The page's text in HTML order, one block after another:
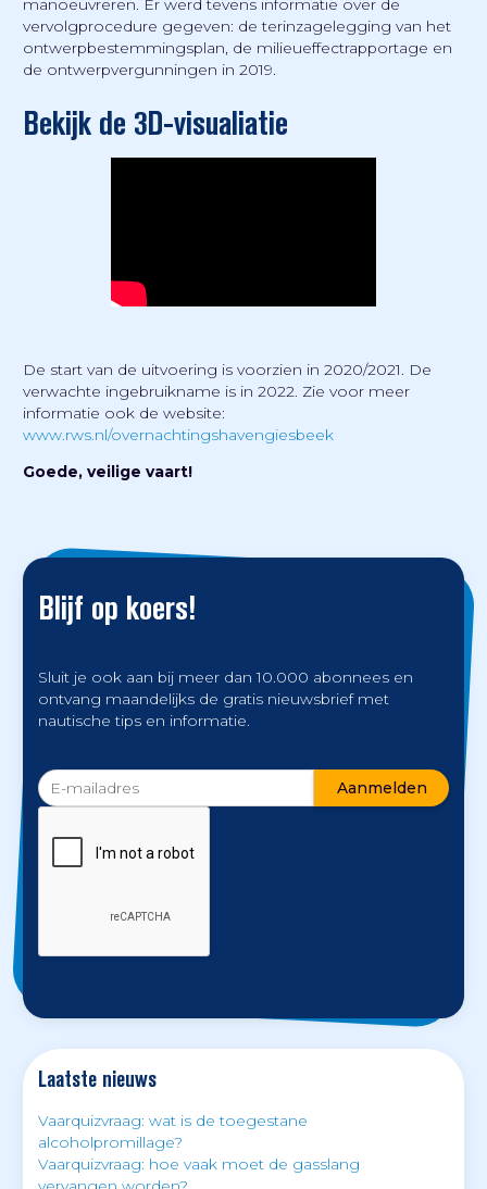
manoeuvreren. Er werd tevens informatie over de
vervolgprocedure gegeven: de terinzagelegging van het
ontwerpbestemmingsplan, de milieueffectrapportage en
de ontwerpvergunningen in 2019.
Bekijk de 3D-visualiatie
De start van de uitvoering is voorzien in 2020/2021. De
verwachte ingebruikname is in 2022. Zie voor meer
informatie ook de website:
www.rws.nl/overnachtingshavengiesbeek
Goede, veilige vaart!
Blijf op koers!
Sluit je ook aan bij meer dan 10.000 abonnees en
ontvang maandelijks de gratis nieuwsbrief met
nautische tips en informatie.
Laatste nieuws
Vaarquizvraag: wat is de toegestane
alcoholpromillage?
Vaarquizvraag: hoe vaak moet de gasslang